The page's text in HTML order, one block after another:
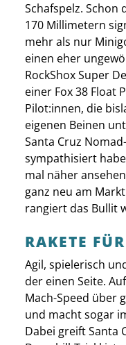
Schafspelz. Schon
170 Millimetern
mehr als nur
einen eher
RockShox Super
einer Fox 38 Float
Pilot:innen, die
eigenen Beinen
Santa Cruz
sympathisiert
mal näher
ganz neu am
rangiert das Bullit
RAKETE
Agil, spielerisch
der einen Seite.
Mach-Speed über
und macht sogar
Dabei greift Santa